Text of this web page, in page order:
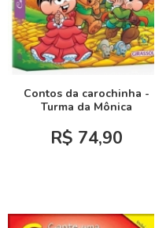
Contos da carochinha -
Turma da Mônica
R$ 74,90